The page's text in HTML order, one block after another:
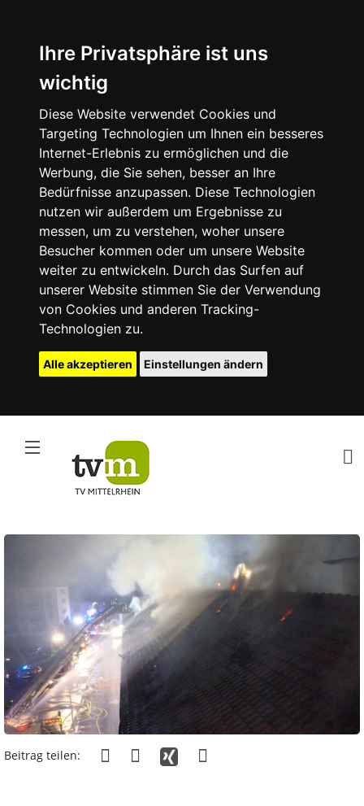
Ihre Privatsphäre ist uns
wichtig
Diese Website verwendet Cookies und
Targeting Technologien um Ihnen ein besseres
Internet-Erlebnis zu ermöglichen und die
Werbung, die Sie sehen, besser an Ihre
Bedürfnisse anzupassen. Diese Technologien
nutzen wir außerdem um Ergebnisse zu
messen, um zu verstehen, woher unsere
Besucher kommen oder um unsere Website
weiter zu entwickeln. Durch das Surfen auf
unserer Website stimmen Sie der Verwendung
von Cookies und anderen Tracking-
Technologien zu.
Alle akzeptieren Einstellungen ändern
Beitrag teilen: